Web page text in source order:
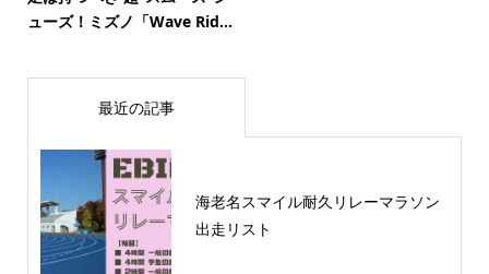
ューズ！ミズノ「Wave Rid...
最近の記事
海老名スマイル耐久リレーマラソン
出走リスト